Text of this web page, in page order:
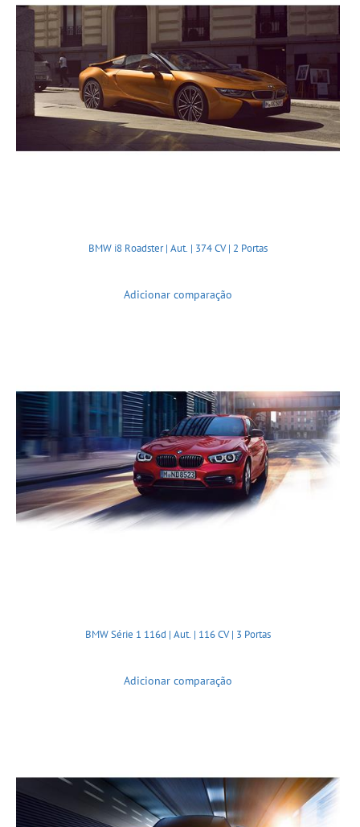
BMW i8 Roadster | Aut. | 374 CV | 2 Portas
Adicionar comparação
BMW Série 1 116d | Aut. | 116 CV | 3 Portas
Adicionar comparação